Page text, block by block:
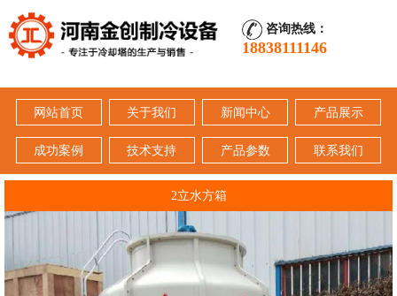
咨询热线：
18838111146
网站首页 关于我们 新闻中心 产品展示
成功案例 技术支持 产品参数 联系我们
2立水方箱